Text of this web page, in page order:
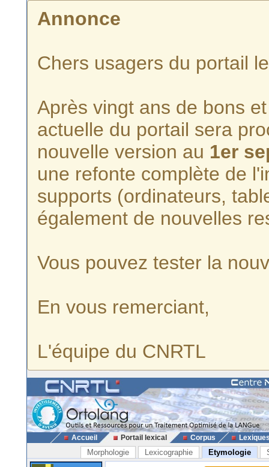
Annonce
Chers usagers du portail
Après vingt ans de bons
actuelle du portail sera
nouvelle version au 1er
une refonte complète de
supports (ordinateurs,
également de nouvelles
Vous pouvez tester la
En vous remerciant,
L'équipe du CNRTL
Accueil Portail lexical Corpus
Morphologie Lexicographie Etymologie